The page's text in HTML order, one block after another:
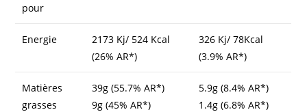
pour
Energie
2173 Kj/ 524 Kcal
(26% AR*)
326 Kj/ 78Kcal
(3.9% AR*)
Matières
grasses
39g (55.7% AR*)
9g (45% AR*)
5.9g (8.4% AR*)
1.4g (6.8% AR*)